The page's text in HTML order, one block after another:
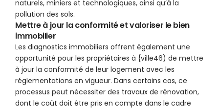
naturels, miniers et technologiques, ainsi qu’à la
pollution des sols.
Mettre à jour la conformité et valoriser le bien
immobilier
Les diagnostics immobiliers offrent également une
opportunité pour les propriétaires à {ville46) de mettre
à jour la conformité de leur logement avec les
réglementations en vigueur. Dans certains cas, ce
processus peut nécessiter des travaux de rénovation,
dont le coût doit être pris en compte dans le cadre